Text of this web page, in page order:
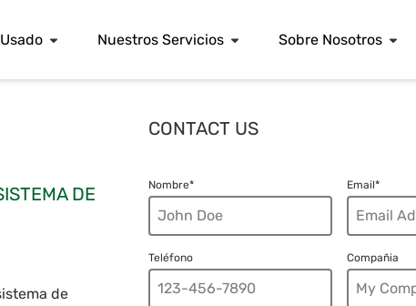
Nuestros Servicios Sobre Nosotros
DE
de
CONTACT US
Nombre* Email*
Teléfono Compañia